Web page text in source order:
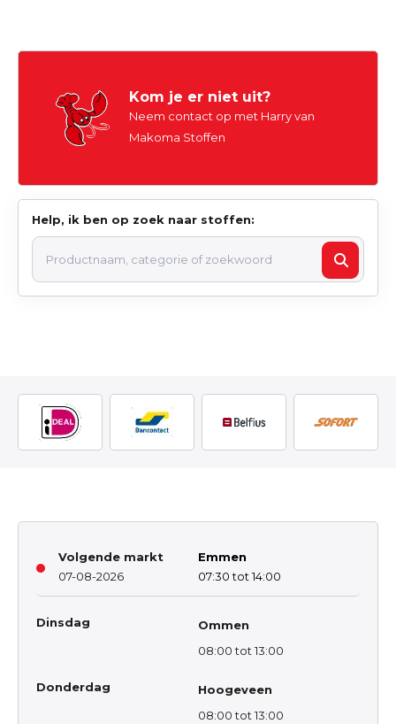
Kom je er niet uit?
Neem contact op met Harry van
Makoma Stoffen
Help, ik ben op zoek naar stoffen:
Volgende markt
07-08-2026
Emmen
07:30 tot 14:00
Dinsdag
Ommen
08:00 tot 13:00
Donderdag
Hoogeveen
08:00 tot 13:00